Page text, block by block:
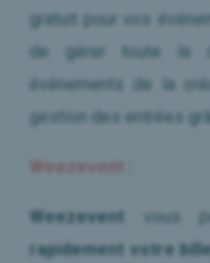
gratuit pour vos
de gérer toute la
événements de la
gestion des entrées
Weezevent
Weezevent vous
rapidement votre